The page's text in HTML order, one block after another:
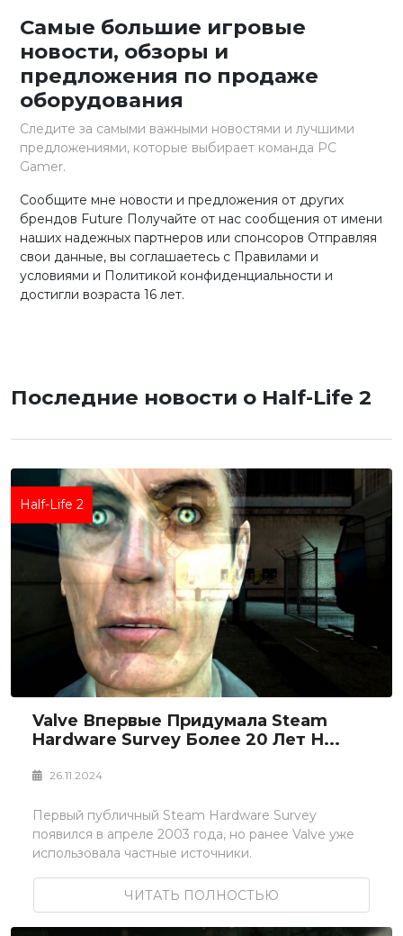
Самые большие игровые
новости, обзоры и
предложения по продаже
оборудования
Следите за самыми важными новостями и лучшими
предложениями, которые выбирает команда PC
Gamer.
Сообщите мне новости и предложения от других
брендов Future Получайте от нас сообщения от имени
наших надежных партнеров или спонсоров Отправляя
свои данные, вы соглашаетесь с Правилами и
условиями и Политикой конфиденциальности и
достигли возраста 16 лет.
Последние новости о Half-Life 2
Half-Life 2
Valve Впервые Придумала Steam
Hardware Survey Более 20 Лет Н...
26.11.2024
Первый публичный Steam Hardware Survey
появился в апреле 2003 года, но ранее Valve уже
использовала частные источники.
ЧИТАТЬ ПОЛНОСТЬЮ